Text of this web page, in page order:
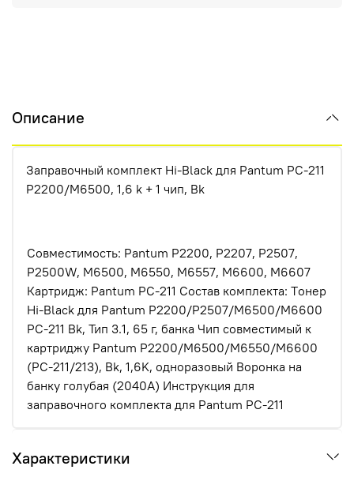
Описание
Заправочный комплект Hi-Black для Pantum PC-211
P2200/M6500, 1,6 k + 1 чип, Bk
Совместимость: Pantum P2200, P2207, P2507,
P2500W, M6500, M6550, M6557, M6600, M6607
Картридж: Pantum PC-211 Состав комплекта: Tонер
Hi-Black для Pantum P2200/P2507/M6500/M6600
PC-211 Bk, Тип 3.1, 65 г, банка Чип совместимый к
картриджу Pantum P2200/M6500/M6550/M6600
(PC-211/213), Bk, 1,6K, одноразовый Воронка на
банку голубая (2040А) Инструкция для
заправочного комплекта для Pantum PC-211
Характеристики